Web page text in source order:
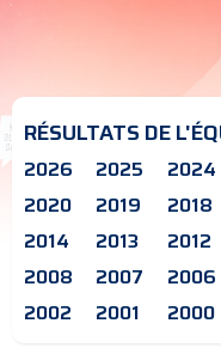
RÉSULTATS DE
2026 2025 2024
2020
2019 2018
2014
2013 2012
2008
2007 2006
2002
2001 2000